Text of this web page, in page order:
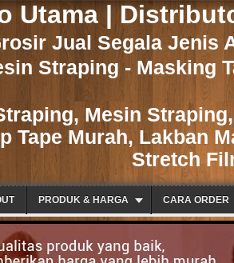
Utama |
Jual Segala Jenis
Straping - Masking
Mesin
Tape Murah, Lakban
Stretch
PRODUK & HARGA CARA ORDER